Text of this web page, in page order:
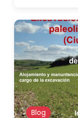
Blog